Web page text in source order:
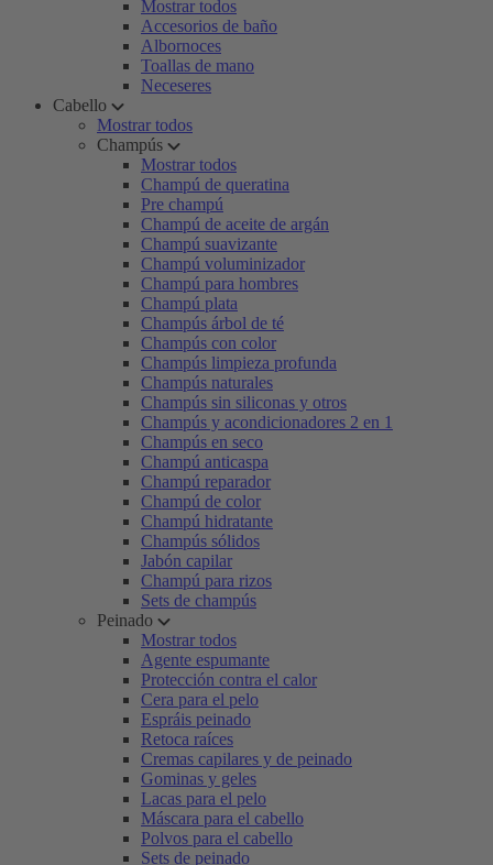
Mostrar todos
Accesorios de baño
Albornoces
Toallas de mano
Neceseres
Cabello
Mostrar todos
Champús
Mostrar todos
Champú de queratina
Pre champú
Champú de aceite de argán
Champú suavizante
Champú voluminizador
Champú para hombres
Champú plata
Champús árbol de té
Champús con color
Champús limpieza profunda
Champús naturales
Champús sin siliconas y otros
Champús y acondicionadores 2 en 1
Champús en seco
Champú anticaspa
Champú reparador
Champú de color
Champú hidratante
Champús sólidos
Jabón capilar
Champú para rizos
Sets de champús
Peinado
Mostrar todos
Agente espumante
Protección contra el calor
Cera para el pelo
Espráis peinado
Retoca raíces
Cremas capilares y de peinado
Gominas y geles
Lacas para el pelo
Máscara para el cabello
Polvos para el cabello
Sets de peinado